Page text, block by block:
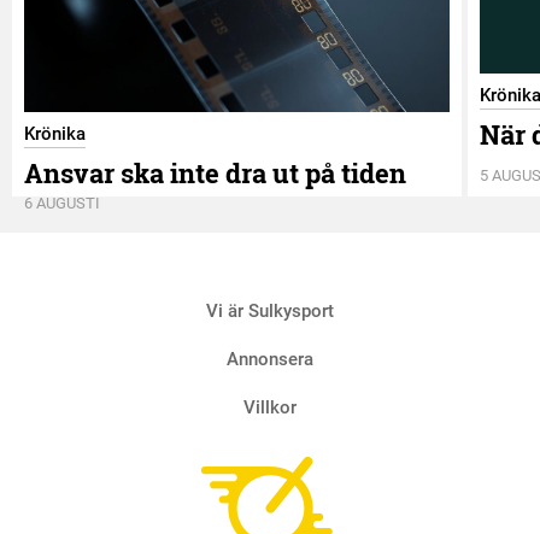
Krönika
Ansvar ska inte dra ut på tiden
6 AUGUSTI
Krönika
När
5
Vi är Sulkysport
Annonsera
Villkor